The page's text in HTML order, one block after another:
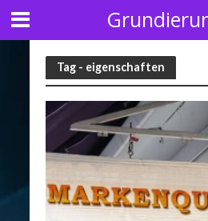
Tag - eigenschaften